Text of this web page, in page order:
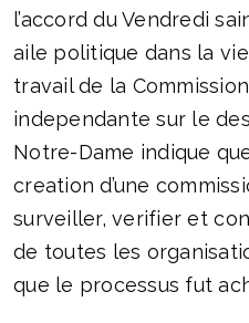
l’accord du Vendredi
aile politique dans la
travail de la
independante sur le
Notre-Dame indique
creation d’une
surveiller, verifier et
de toutes les
que le processus fut